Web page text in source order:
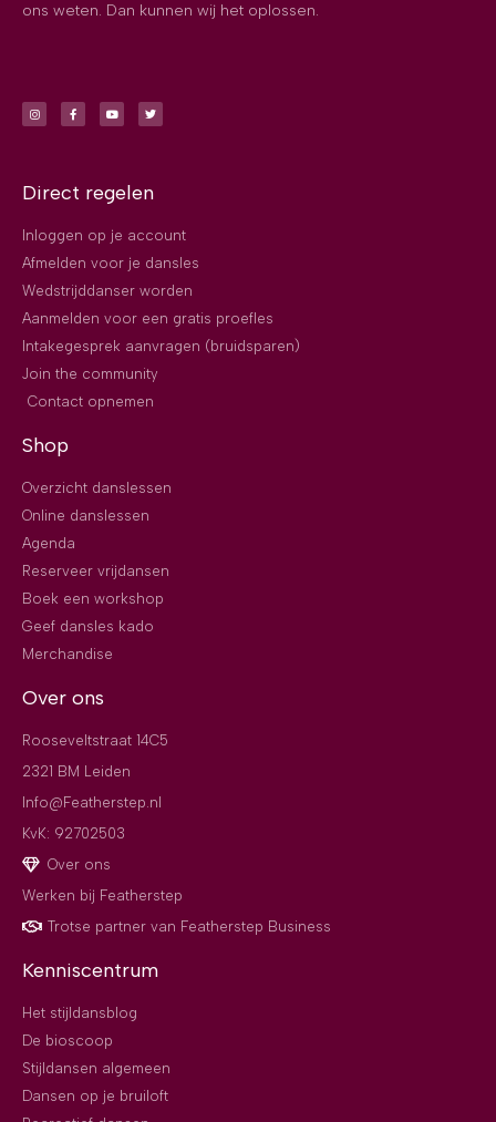
ons weten. Dan kunnen wij het oplossen.
Direct regelen
Inloggen op je account
Afmelden voor je dansles
Wedstrijddanser worden
Aanmelden voor een gratis proefles
Intakegesprek aanvragen (bruidsparen)
Join the community
Contact opnemen
Shop
Overzicht danslessen
Online danslessen
Agenda
Reserveer vrijdansen
Boek een workshop
Geef dansles kado
Merchandise
Over ons
Rooseveltstraat 14C5
2321 BM Leiden
Info@Featherstep.nl
KvK: 92702503
Over ons
Werken bij Featherstep
Trotse partner van Featherstep Business
Kenniscentrum
Het stijldansblog
De bioscoop
Stijldansen algemeen
Dansen op je bruiloft